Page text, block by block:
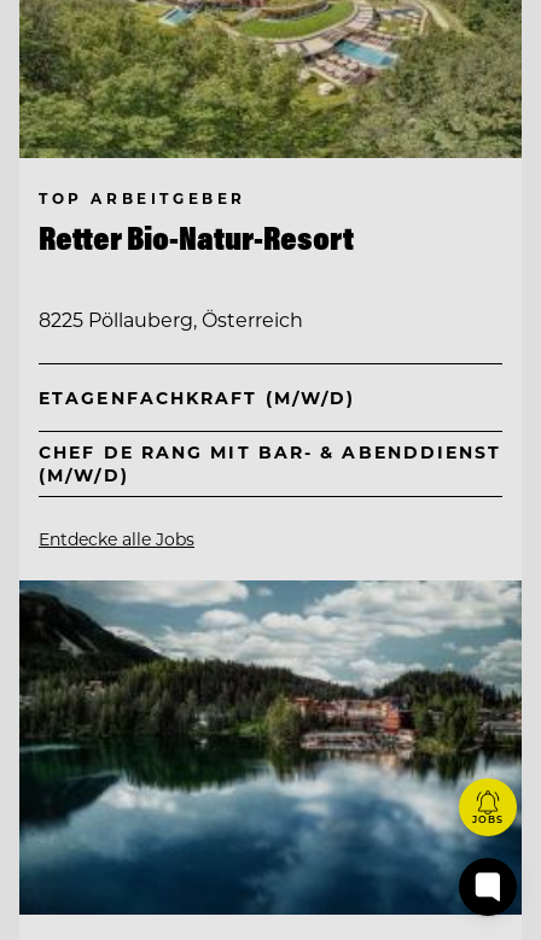
TOP ARBEITGEBER
Retter Bio-Natur-Resort
8225 Pöllauberg, Österreich
ETAGENFACHKRAFT (M/W/D)
CHEF DE RANG MIT BAR- & ABENDDIENST
(M/W/D)
Entdecke alle Jobs
JOBS